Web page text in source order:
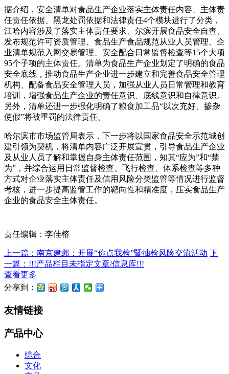
据介绍，安全清单对食品生产企业落实主体责任内容、主体责
任责任依据、黑龙处罚依据和法律责任4个模块进行了分类，
江哈内容涉及了落实主体责任要求、尔滨开展食品安全自查、
发布规范许可资质管理、食品生产食品规范从业人员管理、企
业清单规范入网交易管理、安全配合日常监督检查等15个大项
95个子项的主体责任。清单为食品生产企业划定了明确的食品
安全底线，推动食品生产企业进一步建立和完善食品安全管理
机构、配备食品安全管理人员，加强从业人员日常管理和教育
培训，增强食品生产企业的责任意识、底线意识和自律意识。
另外，清单还进一步强化明确了粮食加工品“以次充好、掺杂
使假”将被重罚的法律责任。
哈尔滨市市场监管局表示，下一步将以国家食品安全示范城创
建引领为契机，将清单内容广泛开展宣贯，引导食品生产企业
及从业人员了解和掌握自身主体责任范围，知其“应为”和“禁
为”，并综合运用日常监督检查、飞行检查、体系检查等多种
方式对企业落实主体责任及信用风险分类监管等情况进行监督
考核，进一步提高监管工作的靶向性和精准度，压实食品生产
企业的食品安全主体责任。
责任编辑：李佳榕
上一篇：南京建邺：开展“你点我检”暨抽检风险交流活动 下
一篇：!!!产品栏目未指定文章/信息库!!!
查看更多
分享到：
友情链接
产品中心
综合
文化